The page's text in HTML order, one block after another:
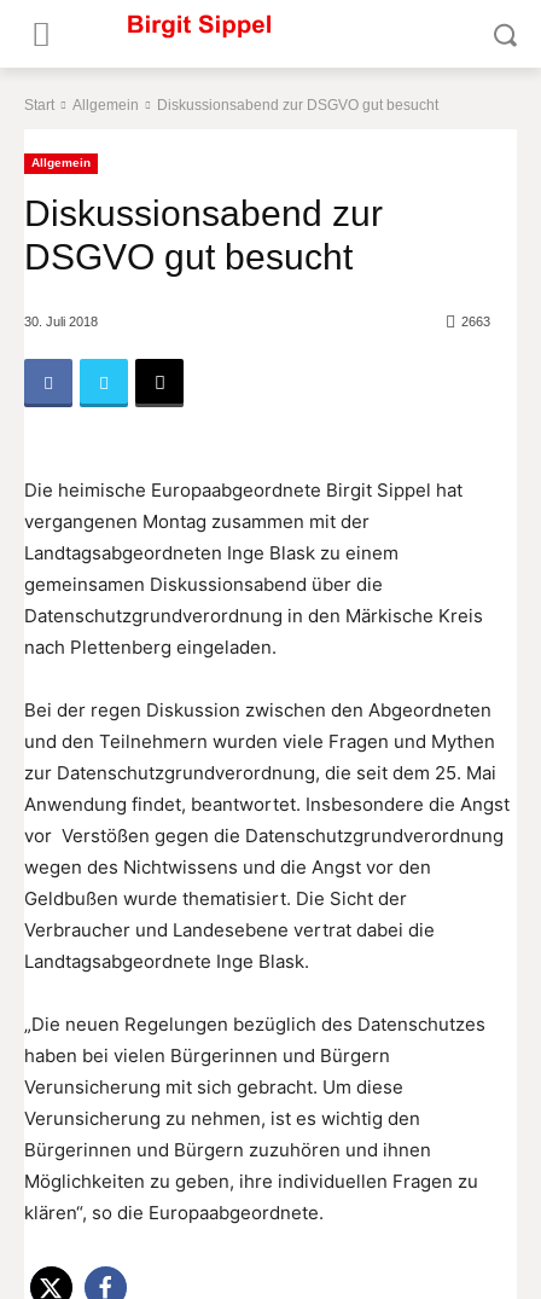
Start Allgemein Diskussionsabend zur DSGVO gut besucht
Allgemein
Diskussionsabend zur
DSGVO gut besucht
30. Juli 2018 2663
Die heimische Europaabgeordnete Birgit Sippel hat
vergangenen Montag zusammen mit der
Landtagsabgeordneten Inge Blask zu einem
gemeinsamen Diskussionsabend über die
Datenschutzgrundverordnung in den Märkische Kreis
nach Plettenberg eingeladen.
Bei der regen Diskussion zwischen den Abgeordneten
und den Teilnehmern wurden viele Fragen und Mythen
zur Datenschutzgrundverordnung, die seit dem 25. Mai
Anwendung findet, beantwortet. Insbesondere die Angst
vor Verstößen gegen die Datenschutzgrundverordnung
wegen des Nichtwissens und die Angst vor den
Geldbußen wurde thematisiert. Die Sicht der
Verbraucher und Landesebene vertrat dabei die
Landtagsabgeordnete Inge Blask.
„Die neuen Regelungen bezüglich des Datenschutzes
haben bei vielen Bürgerinnen und Bürgern
Verunsicherung mit sich gebracht. Um diese
Verunsicherung zu nehmen, ist es wichtig den
Bürgerinnen und Bürgern zuzuhören und ihnen
Möglichkeiten zu geben, ihre individuellen Fragen zu
klären“, so die Europaabgeordnete.